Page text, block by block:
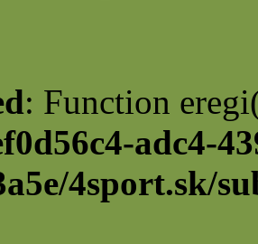
: Function
adc4-
4sport.sk/